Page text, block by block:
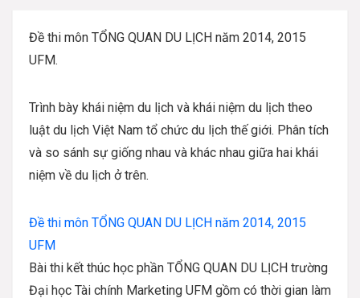
Đề thi môn TỔNG QUAN DU LỊCH năm 2014, 2015
UFM.
Trình bày khái niệm du lịch và khái niệm du lịch theo
luật du lịch Việt Nam tổ chức du lịch thế giới. Phân tích
và so sánh sự giống nhau và khác nhau giữa hai khái
niệm về du lịch ở trên.
Đề thi môn TỔNG QUAN DU LỊCH năm 2014, 2015
UFM
Bài thi kết thúc học phần TỔNG QUAN DU LỊCH trường
Đại học Tài chính Marketing UFM gồm có thời gian làm